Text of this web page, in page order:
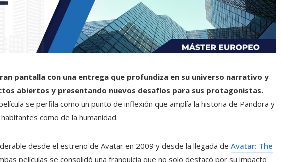
pantalla con una entrega que profundiza en su universo narrativo y
abiertos y presentando nuevos desafíos para sus protagonistas.
se perfila como un punto de inflexión que amplía la historia de Pandora y
como de la humanidad.
desde el estreno de Avatar en 2009 y desde la llegada de Avatar: The
películas se consolidó una franquicia que no solo destacó por su impacto